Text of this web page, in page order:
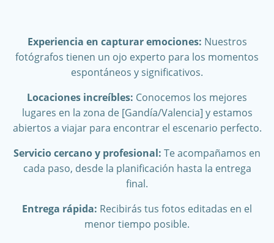
Experiencia en capturar emociones: Nuestros
fotógrafos tienen un ojo experto para los momentos
espontáneos y significativos.
Locaciones increíbles: Conocemos los mejores
lugares en la zona de [Gandía/Valencia] y estamos
abiertos a viajar para encontrar el escenario perfecto.
Servicio cercano y profesional: Te acompañamos en
cada paso, desde la planificación hasta la entrega
final.
Entrega rápida: Recibirás tus fotos editadas en el
menor tiempo posible.